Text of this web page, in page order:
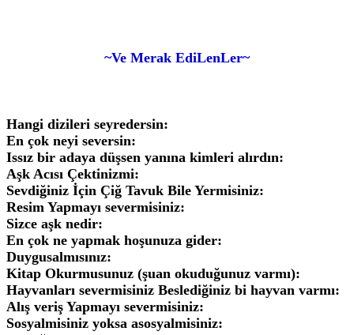
~Ve Merak EdiLenLer~
Hangi dizileri seyredersin:
En çok neyi seversin:
Issız bir adaya düşsen yanına kimleri alırdın:
Aşk Acısı Çektinizmi:
Sevdiğiniz İçin Çiğ Tavuk Bile Yermisiniz:
Resim Yapmayı severmisiniz:
Sizce aşk nedir:
En çok ne yapmak hoşunuza gider:
Duygusalmısınız:
Kitap Okurmusunuz (şuan okuduğunuz varmı):
Hayvanları severmisiniz Beslediğiniz bi hayvan varmı:
Alış veriş Yapmayı severmisiniz:
Sosyalmisiniz yoksa asosyalmisiniz: